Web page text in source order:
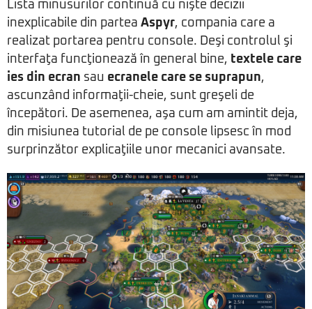
Lista minusurilor continuă cu nişte decizii
inexplicabile din partea Aspyr, compania care a
realizat portarea pentru console. Deşi controlul şi
interfaţa funcţionează în general bine, textele care
ies din ecran sau ecranele care se suprapun,
ascunzând informaţii-cheie, sunt greşeli de
începători. De asemenea, aşa cum am amintit deja,
din misiunea tutorial de pe console lipsesc în mod
surprinzător explicaţiile unor mecanici avansate.